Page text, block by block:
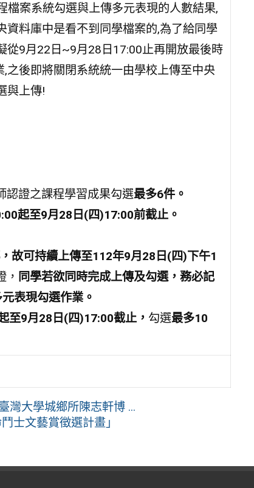
案系統勾選與上傳多元表現的人數結果,
料庫中是看不到同學檔案的,為了給同學
從9月22日~9月28日17:00止再開放最後時
之後即將關閉系統統一由學校上傳至中央
與上傳!
認證之課程學習成果勾選最多6件。
起至9月28 日(四)17:00前截止。
故可持續上傳至112年9月28 日(四)下午1
， 同學若欲同時完成上傳及勾選，務必記
表現勾選作業。
至9月28 日(四)17:00截止， 勾選最多10
灣大學城鄉所陳志軒博 ...
士文藝賞徵選計畫」